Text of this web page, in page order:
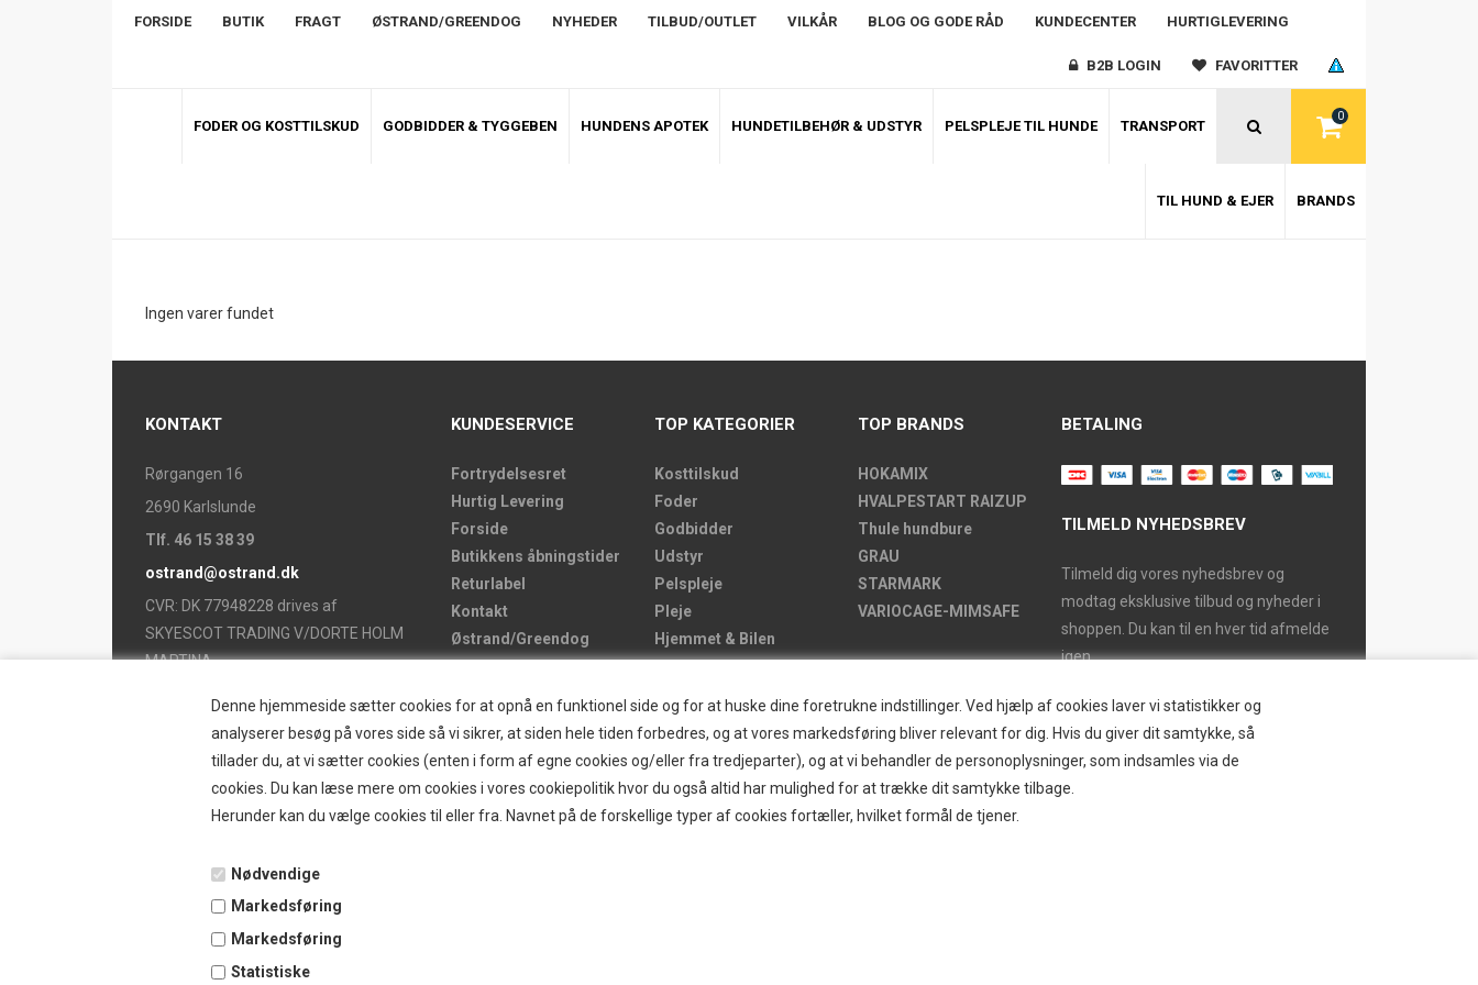
Denne hjemmeside sætter cookies for at opnå en funktionel side og for at huske dine foretrukne indstillinger. Ved hjælp af cookies laver vi statistikker og
analyserer besøg på vores side så vi sikrer, at siden hele tiden forbedres, og at vores markedsføring bliver relevant for dig. Hvis du giver dit samtykke, så
tillader du, at vi sætter cookies (enten i form af egne cookies og/eller fra tredjeparter), og at vi behandler de personoplysninger, som indsamles via de
cookies. Du kan læse mere om cookies i vores cookiepolitik hvor du også altid har mulighed for at trække dit samtykke tilbage.
Herunder kan du vælge cookies til eller fra. Navnet på de forskellige typer af cookies fortæller, hvilket formål de tjener.
Nødvendige
Markedsføring
Markedsføring
Statistiske
FORSIDE BUTIK FRAGT ØSTRAND/GREENDOG NYHEDER TILBUD/OUTLET VILKÅR BLOG OG GODE RÅD KUNDECENTER HURTIGLEVERING
B2B LOGIN FAVORITTER
0
FODER OG KOSTTILSKUD GODBIDDER & TYGGEBEN HUNDENS APOTEK HUNDETILBEHØR & UDSTYR PELSPLEJE TIL HUNDE TRANSPORT
TIL HUND & EJER BRANDS
Ingen varer fundet
KONTAKT
Rørgangen 16
2690 Karlslunde
Tlf. 46 15 38 39
ostrand@ostrand.dk
CVR: DK 77948228 drives af
SKYESCOT TRADING V/DORTE HOLM
MARTINA
KUNDESERVICE
Fortrydelsesret
Hurtig Levering
Forside
Butikkens åbningstider
Returlabel
Kontakt
Østrand/Greendog
TOP KATEGORIER
Kosttilskud
Foder
Godbidder
Udstyr
Pelspleje
Pleje
Hjemmet & Bilen
TOP BRANDS
HOKAMIX
HVALPESTART RAIZUP
Thule hundbure
GRAU
STARMARK
VARIOCAGE-MIMSAFE
BETALING
TILMELD NYHEDSBREV
Tilmeld dig vores nyhedsbrev og
modtag eksklusive tilbud og nyheder i
shoppen. Du kan til en hver tid afmelde
igen.